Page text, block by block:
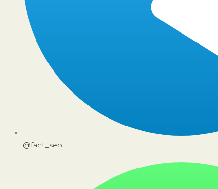
@fact_seo